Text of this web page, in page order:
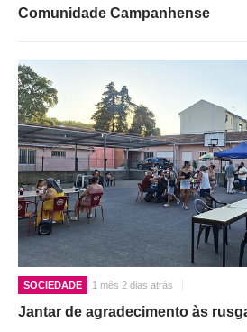
Comunidade Campanhense
SOCIEDADE 1 mês 2 dias atrás
Jantar de agradecimento às